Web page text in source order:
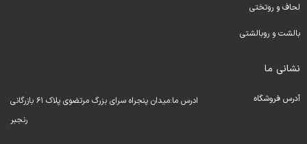
لحاف و روتختی
بالشت و روبالشتی
نشانی ما
آدرس فروشگاه
ادرس ما:میدان پنجراه سرای بزرگ مرتضوی پلاک ۶۱ بازرگانی
رنجبر